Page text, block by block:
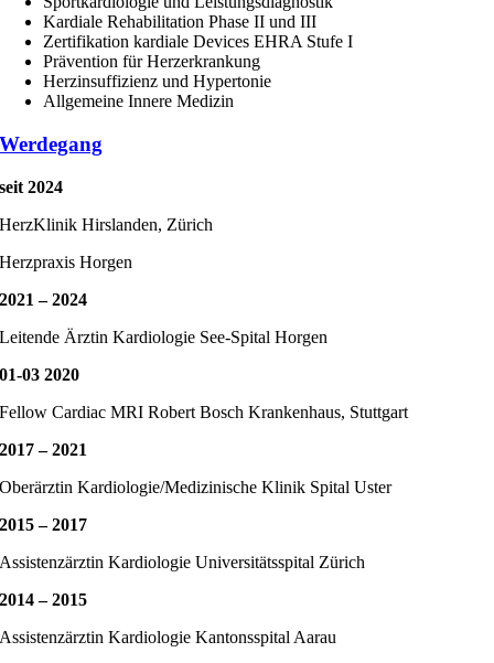
Kardiale Rehabilitation Phase II und III
Zertifikation kardiale Devices EHRA Stufe I
Prävention für Herzerkrankung
Herzinsuffizienz und Hypertonie
Allgemeine Innere Medizin
Werdegang
seit 2024
HerzKlinik Hirslanden, Zürich
Herzpraxis Horgen
2021 – 2024
Leitende Ärztin Kardiologie See-Spital Horgen
01-03 2020
Fellow Cardiac MRI Robert Bosch Krankenhaus, Stuttgart
2017 – 2021
Oberärztin Kardiologie/Medizinische Klinik Spital Uster
2015 – 2017
Assistenzärztin Kardiologie Universitätsspital Zürich
2014 – 2015
Assistenzärztin Kardiologie Kantonsspital Aarau